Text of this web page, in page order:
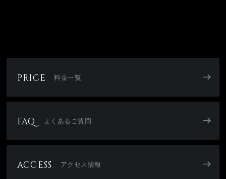
PRICE 料金一覧
FAQ よくあるご質問
ACCESS アクセス情報